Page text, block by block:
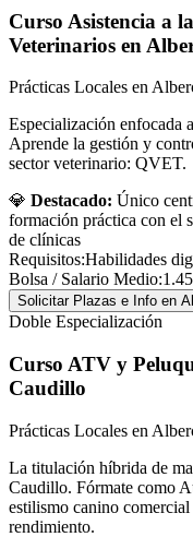
Curso Asistencia a
Veterinarios en
Prácticas Locales en
Especialización enfocada
Aprende la gestión y
sector veterinario: QVET.
💎 Destacado: Único
formación práctica con el
de clínicas
Requisitos:Habilidades
Bolsa / Salario Medio:
Solicitar Plazas e Info en
Doble Especialización
Curso ATV y
Caudillo
Prácticas Locales en
La titulación híbrida de
Caudillo. Fórmate como
estilismo canino
rendimiento.